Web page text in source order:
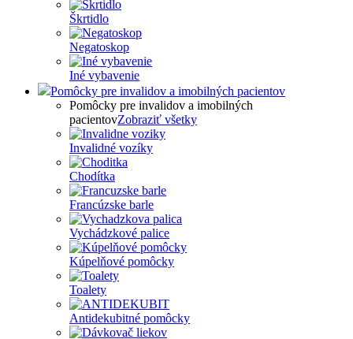
Škrtidlo
Negatoskop
Iné vybavenie
Pomôcky pre invalidov a imobilných pacientov
Pomôcky pre invalidov a imobilných
pacientovZobraziť všetky
Invalidné vozíky
Chodítka
Francúzske barle
Vychádzkové palice
Kúpelňové pomôcky
Toalety
Antidekubitné pomôcky